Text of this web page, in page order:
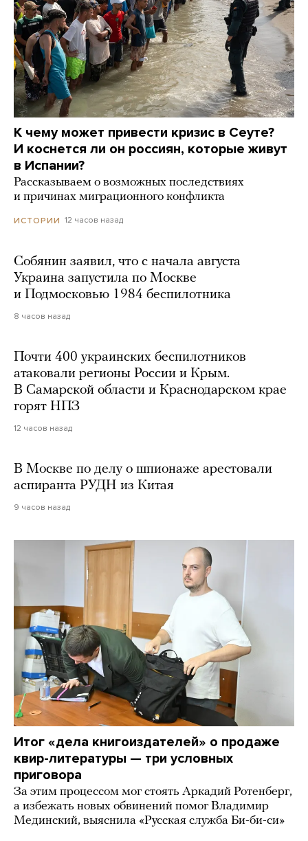
К чему может привести кризис в Сеуте?
И коснется ли он россиян, которые живут
в Испании?
Рассказываем о возможных последствиях
и причинах миграционного конфликта
ИСТОРИИ 12 часов назад
Собянин заявил, что с начала августа
Украина запустила по Москве
и Подмосковью 1984 беспилотника
8 часов назад
Почти 400 украинских беспилотников
атаковали регионы России и Крым.
В Самарской области и Краснодарском крае
горят НПЗ
12 часов назад
В Москве по делу о шпионаже арестовали
аспиранта РУДН из Китая
9 часов назад
Итог «дела книгоиздателей» о продаже
квир-литературы — три условных
приговора
За этим процессом мог стоять Аркадий Ротенберг,
а избежать новых обвинений помог Владимир
Мединский, выяснила «Русская служба Би-би-си»